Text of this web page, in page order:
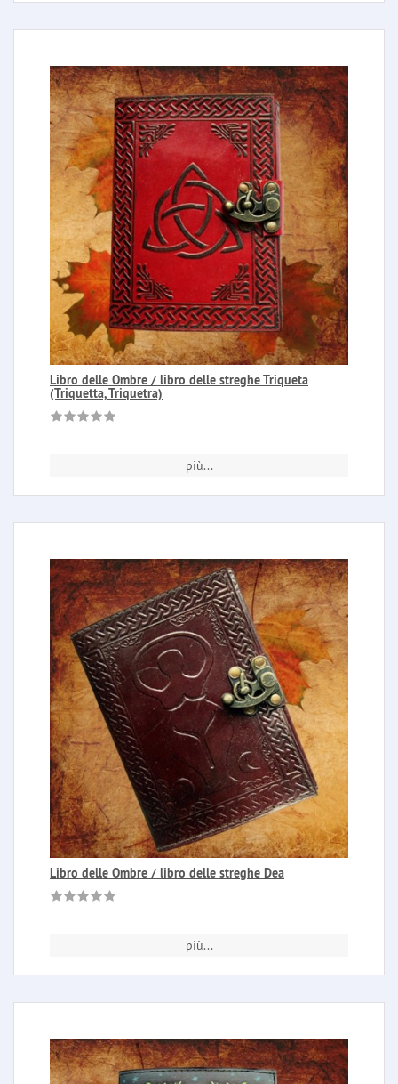
Libro delle Ombre / libro delle streghe Triqueta
(Triquetta, Triquetra)
più...
Libro delle Ombre / libro delle streghe Dea
più...